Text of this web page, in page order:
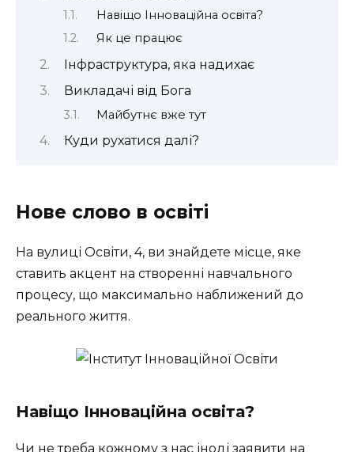
Навіщо Інноваційна освіта?
Як це працює
Інфраструктура, яка надихає
Викладачі від Бога
Майбутнє вже тут
Куди рухатися далі?
Нове слово в освіті
На вулиці Освіти, 4, ви знайдете місце, яке
ставить акцент на створенні навчального
процесу, що максимально наближений до
реального життя.
Навіщо Інноваційна освіта?
Чи не треба кожному з нас іноді заявити на